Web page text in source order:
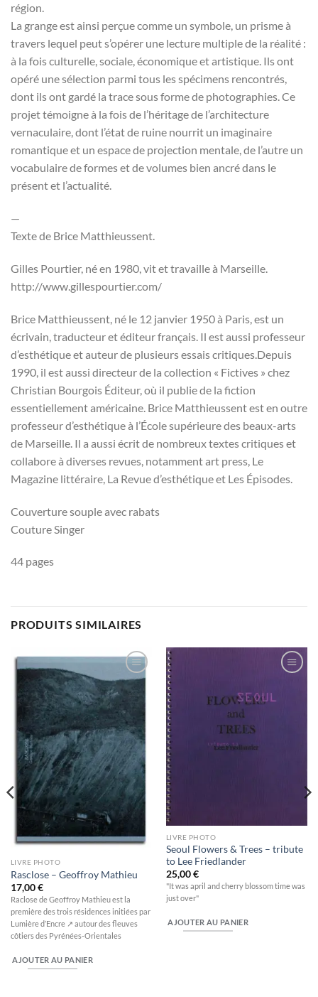
région.
La grange est ainsi perçue comme un symbole, un prisme à
travers lequel peut s’opérer une lecture multiple de la réalité :
à la fois culturelle, sociale, économique et artistique. Ils ont
opéré une sélection parmi tous les spécimens rencontrés,
dont ils ont gardé la trace sous forme de photographies. Ce
projet témoigne à la fois de l’héritage de l’architecture
vernaculaire, dont l’état de ruine nourrit un imaginaire
romantique et un espace de projection mentale, de l’autre un
vocabulaire de formes et de volumes bien ancré dans le
présent et l’actualité.
—
Texte de Brice Matthieussent.
Gilles Pourtier, né en 1980, vit et travaille à Marseille.
http://www.gillespourtier.com/
Brice Matthieussent, né le 12 janvier 1950 à Paris, est un
écrivain, traducteur et éditeur français. Il est aussi professeur
d’esthétique et auteur de plusieurs essais critiques.Depuis
1990, il est aussi directeur de la collection « Fictives » chez
Christian Bourgois Éditeur, où il publie de la fiction
essentiellement américaine. Brice Matthieussent est en outre
professeur d’esthétique à l’École supérieure des beaux-arts
de Marseille. Il a aussi écrit de nombreux textes critiques et
collabore à diverses revues, notamment art press, Le
Magazine littéraire, La Revue d’esthétique et Les Épisodes.
Couverture souple avec rabats
Couture Singer
44 pages
PRODUITS SIMILAIRES
Ajouter
à la
wishlist
LIVRE PHOTO
Rasclose – Geoffroy Mathieu
17,00€
Raclose de Geoffroy Mathieu est la
première des trois résidences initiées par
Lumière d’Encre ↗ autour des fleuves
côtiers des Pyrénées-Orientales
AJOUTER AU PANIER
wishlist
LIVRE PHOTO
Seoul Flowers & Trees – tribute
to Lee Friedlander
25,00€
"It was april and cherry blossom time was
just over"
AJOUTER AU PANIER